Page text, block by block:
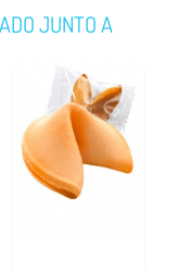
JUNTO A